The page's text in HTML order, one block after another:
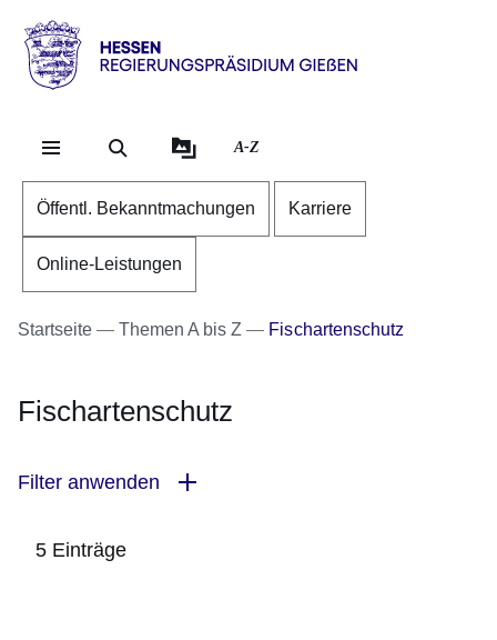
Direkt zum Kopf der
Direkt zum Inhalt
Direkt zum Fuß der
Hessen
RP
A-Z
Öffentl. Bekanntmachungen Karriere
Online-Leistungen
Startseite Themen A bis Z Fischartenschutz
Fischartenschutz
Filter anwenden
5 Einträge